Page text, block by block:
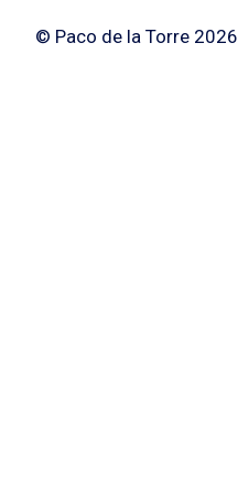
© Paco de la Torre 2026